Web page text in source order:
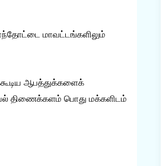
மாவட்டங்களிலும்
ஆபத்துக்களைக்
திணைக்களம் பொது மக்களிடம்